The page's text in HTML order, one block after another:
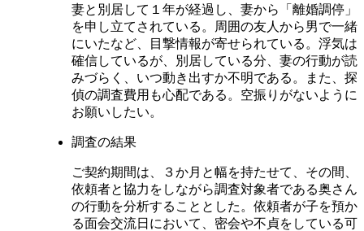
妻と別居して１年が経過し、妻から「離婚調停」
を申し立てされている。周囲の友人から男で一緒
にいたなど、目撃情報が寄せられている。浮気は
確信しているが、別居している分、妻の行動が読
みづらく、いつ動き出すか不明である。また、探
偵の調査費用も心配である。空振りがないように
お願いしたい。
調査の結果
ご契約期間は、３か月と幅を持たせて、その間、
依頼者と協力をしながら調査対象者である奥さん
の行動を分析することとした。依頼者が子を預か
る面会交流日において、密会や不貞をしている可